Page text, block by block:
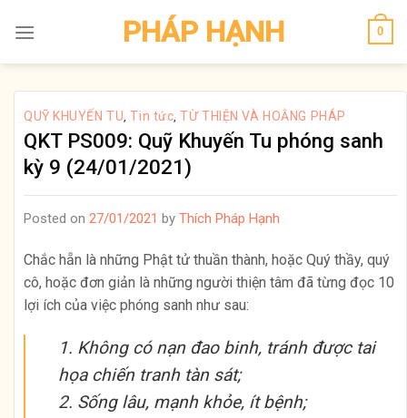
PHÁP HẠNH 0
QUỸ KHUYẾN TU, Tin tức, TỪ THIỆN VÀ HOẰNG PHÁP
QKT PS009: Quỹ Khuyến Tu phóng sanh
kỳ 9 (24/01/2021)
Posted on 27/01/2021 by Thích Pháp Hạnh
Chắc hẵn là những Phật tử thuần thành, hoặc Quý thầy, quý
cô, hoặc đơn giản là những người thiện tâm đã từng đọc 10
lợi ích của việc phóng sanh như sau:
1. Không có nạn đao binh, tránh được tai
họa chiến tranh tàn sát;
2. Sống lâu, mạnh khỏe, ít bệnh;